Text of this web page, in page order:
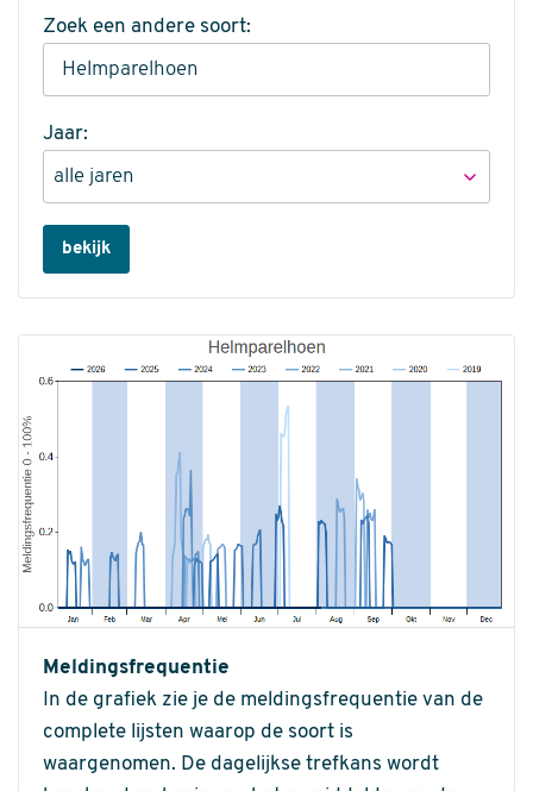
Zoek een andere soort:
Jaar:
bekijk
Meldingsfrequentie
In de grafiek zie je de meldingsfrequentie van de
complete lijsten waarop de soort is
waargenomen. De dagelijkse trefkans wordt